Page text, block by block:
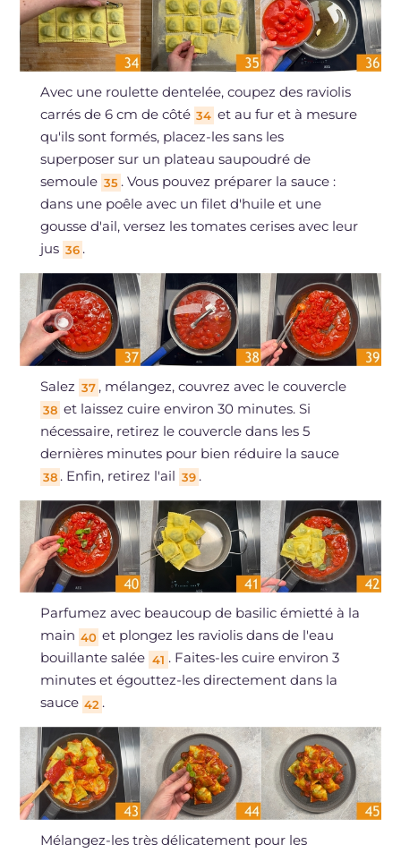
Avec une roulette dentelée, coupez des raviolis
carrés de 6 cm de côté 34 et au fur et à mesure
qu'ils sont formés, placez-les sans les
superposer sur un plateau saupoudré de
semoule 35 . Vous pouvez préparer la sauce :
dans une poêle avec un filet d'huile et une
gousse d'ail, versez les tomates cerises avec leur
jus 36 .
Salez 37 , mélangez, couvrez avec le couvercle
38 et laissez cuire environ 30 minutes. Si
nécessaire, retirez le couvercle dans les 5
dernières minutes pour bien réduire la sauce
38 . Enfin, retirez l'ail 39 .
Parfumez avec beaucoup de basilic émietté à la
main 40 et plongez les raviolis dans de l'eau
bouillante salée 41 . Faites-les cuire environ 3
minutes et égouttez-les directement dans la
sauce 42 .
Mélangez-les très délicatement pour les